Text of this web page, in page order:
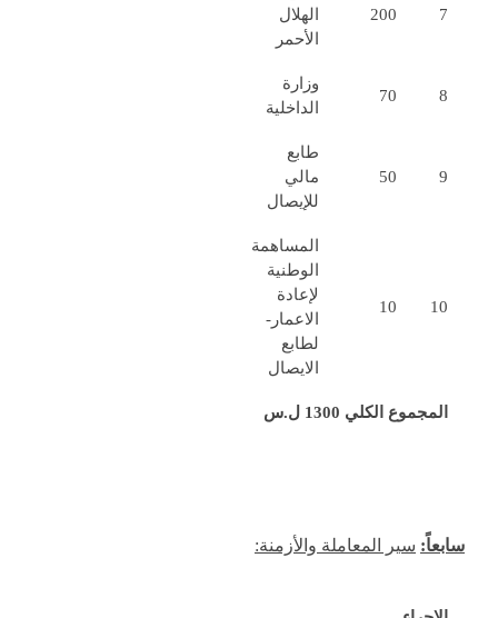
7
200
الهلال
الأحمر
8
70
وزارة
الداخلية
9
50
طابع
مالي
للإيصال
10
10
المساهمة
الوطنية
لإعادة
الاعمار-
لطابع
الايصال
المجموع الكلي 1300 ل.س
سابعاً: سير المعاملة والأزمنة: